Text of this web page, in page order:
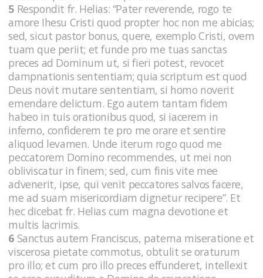
5 Respondit fr. Helias: “Pater reverende, rogo te
amore Ihesu Cristi quod propter hoc non me abicias;
sed, sicut pastor bonus, quere, exemplo Cristi, ovem
tuam que periit; et funde pro me tuas sanctas
preces ad Dominum ut, si fieri potest, revocet
dampnationis sententiam; quia scriptum est quod
Deus novit mutare sententiam, si homo noverit
emendare delictum. Ego autem tantam fidem
habeo in tuis orationibus quod, si iacerem in
inferno, confiderem te pro me orare et sentire
aliquod levamen. Unde iterum rogo quod me
peccatorem Domino recommendes, ut mei non
obliviscatur in finem; sed, cum finis vite mee
advenerit, ipse, qui venit peccatores salvos facere,
me ad suam misericordiam dignetur recipere”. Et
hec dicebat fr. Helias cum magna devotione et
multis lacrimis.
6 Sanctus autem Franciscus, paterna miseratione et
viscerosa pietate commotus, obtulit se oraturum
pro illo; et cum pro illo preces effunderet, intellexit